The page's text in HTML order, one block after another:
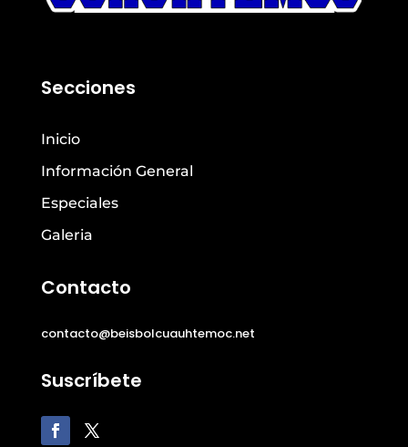
Secciones
Inicio
Información General
Especiales
Galeria
Contacto
contacto@beisbolcuauhtemoc.net
Suscríbete